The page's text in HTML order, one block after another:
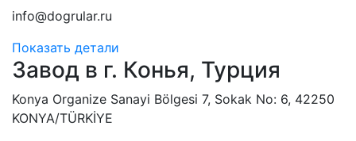
info@dogrular.ru
Показать детали
Завод в г. Конья, Турция
Konya Organize Sanayi Bölgesi 7, Sokak No: 6, 42250
KONYA/TÜRKİYE